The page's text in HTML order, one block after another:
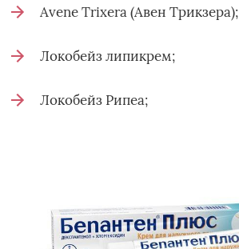
Avene Trixera (Авен Трикзера);
Локобейз липикрем;
Локобейз Рипеа;